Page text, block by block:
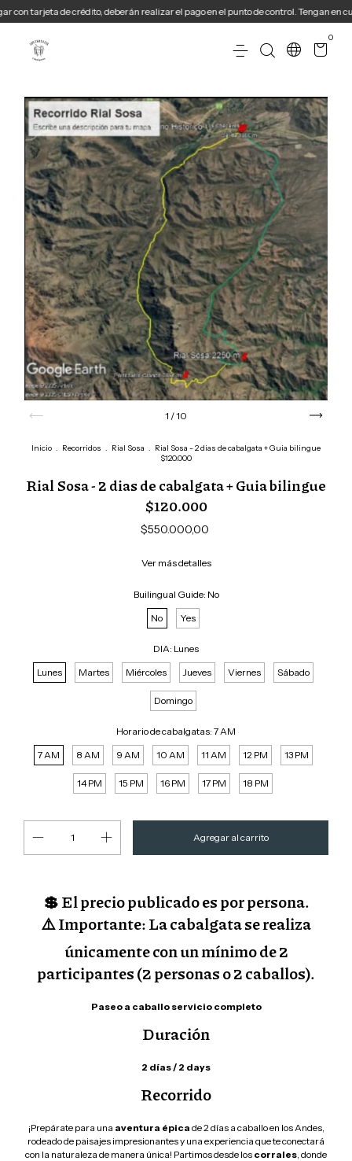
de crédito, deberán realizar el pago en el punto de control. Tengan en cuenta
0
1 /10
Inicio . Recorridos . Rial Sosa . Rial Sosa - 2 dias de cabalgata + Guia bilingue
$120.000
Rial Sosa - 2 dias de cabalgata + Guia bilingue
$120.000
$550.000,00
Ver más detalles
Builingual Guide: No
No
Yes
DIA: Lunes
Lunes
Martes Miércoles Jueves Viernes Sábado
Domingo
Horario de cabalgatas: 7 AM
7 AM
8 AM 9 AM 10 AM 11 AM 12 PM 13 PM
14 PM 15 PM 16 PM 17 PM 18 PM
💲 El precio publicado es por persona.
⚠️ Importante:La cabalgata se realiza
únicamente con unmínimo de 2
participantes (2 personas o 2 caballos).
Paseo a caballo servicio completo
Duración
2 días / 2 days
Recorrido
¡Prepárate para una aventura épica de 2 días a caballo en los Andes,
rodeado de paisajes impresionantes y una experiencia que te conectará
con la naturaleza de manera única! Partimos desde los corrales, donde